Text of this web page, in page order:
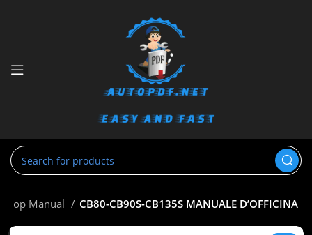
Manual CB80-CB90S-CB135S MANUALE D’OFFICINA